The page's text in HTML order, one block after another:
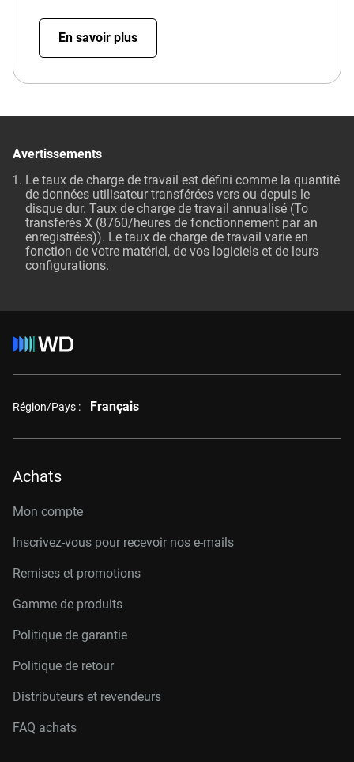
En savoir plus
Avertissements
Le taux de charge de travail est défini comme la quantité
de données utilisateur transférées vers ou depuis le
disque dur. Taux de charge de travail annualisé (To
transférés X (8760/heures de fonctionnement par an
enregistrées)). Le taux de charge de travail varie en
fonction de votre matériel, de vos logiciels et de leurs
configurations.
Région/Pays : Français
Achats
Mon compte
Inscrivez-vous pour recevoir nos e-mails
Remises et promotions
Gamme de produits
Politique de garantie
Politique de retour
Distributeurs et revendeurs
FAQ achats